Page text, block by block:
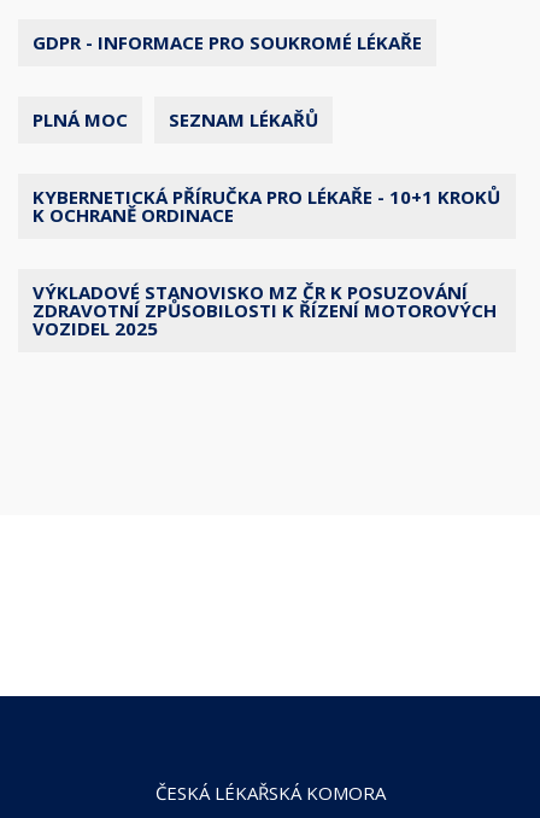
GDPR - INFORMACE PRO SOUKROMÉ LÉKAŘE
PLNÁ MOC SEZNAM LÉKAŘŮ
KYBERNETICKÁ PŘÍRUČKA PRO LÉKAŘE - 10+1 KROKŮ
K OCHRANĚ ORDINACE
VÝKLADOVÉ STANOVISKO MZ ČR K POSUZOVÁNÍ
ZDRAVOTNÍ ZPŮSOBILOSTI K ŘÍZENÍ MOTOROVÝCH
VOZIDEL 2025
ČESKÁ LÉKAŘSKÁ KOMORA